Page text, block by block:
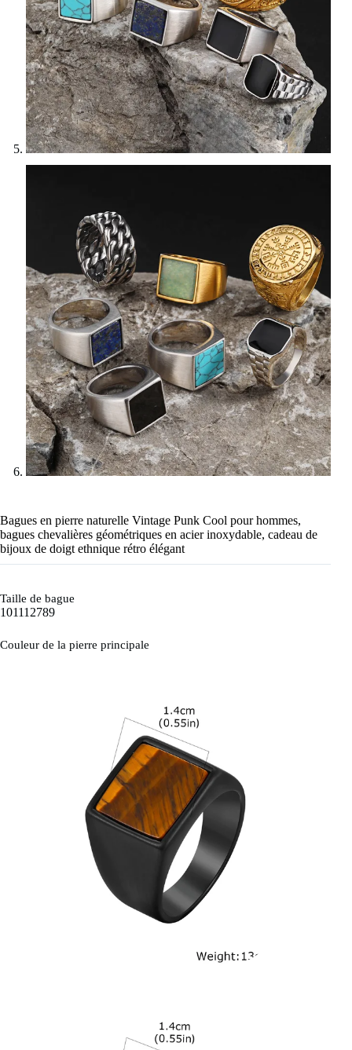
Bagues en pierre naturelle Vintage Punk Cool pour hommes,
bagues chevalières géométriques en acier inoxydable, cadeau de
bijoux de doigt ethnique rétro élégant
Taille de bague
101112789
Couleur de la pierre principale